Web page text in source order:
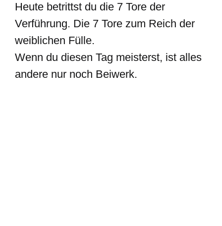
Heute betrittst du die 7 Tore der
Verführung. Die 7 Tore zum Reich der
weiblichen Fülle.
Wenn du diesen Tag meisterst, ist alles
andere nur noch Beiwerk.